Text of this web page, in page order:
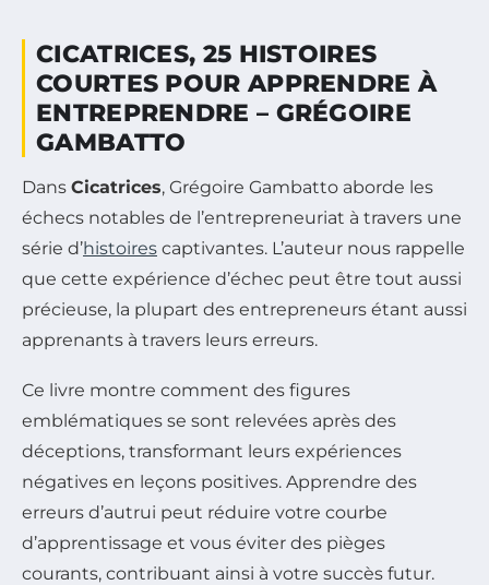
CICATRICES, 25 HISTOIRES
COURTES POUR APPRENDRE À
ENTREPRENDRE – GRÉGOIRE
GAMBATTO
Dans Cicatrices, Grégoire Gambatto aborde les
échecs notables de l’entrepreneuriat à travers une
série d’histoires captivantes. L’auteur nous rappelle
que cette expérience d’échec peut être tout aussi
précieuse, la plupart des entrepreneurs étant aussi
apprenants à travers leurs erreurs.
Ce livre montre comment des figures
emblématiques se sont relevées après des
déceptions, transformant leurs expériences
négatives en leçons positives. Apprendre des
erreurs d’autrui peut réduire votre courbe
d’apprentissage et vous éviter des pièges
courants, contribuant ainsi à votre succès futur.